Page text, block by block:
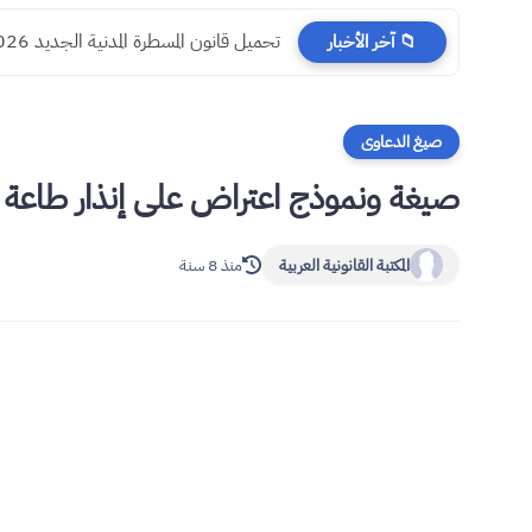
📁 آخر الأخبار تحميل قانون المسطرة المدنية الجديد 2026 PDF
صيغ الدعاوى
صيغة ونموذج اعتراض على إنذار طاعة
المكتبة القانونية العربية منذ 8 سنة